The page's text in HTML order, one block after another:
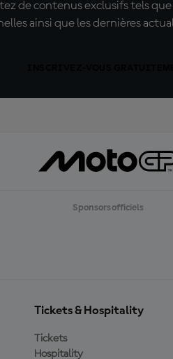
de contenus exclusifs tels
ainsi que les dernières
Sponsors officiels
Tickets & Hospitality
Tickets
Hospitality